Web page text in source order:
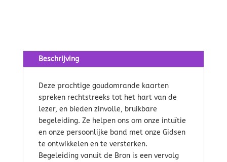
Beschrijving
Deze prachtige goudomrande kaarten
spreken rechtstreeks tot het hart van de
lezer, en bieden zinvolle, bruikbare
begeleiding. Ze helpen ons om onze intuïtie
en onze persoonlijke band met onze Gidsen
te ontwikkelen en te versterken.
Begeleiding vanuit de Bron is een vervolg